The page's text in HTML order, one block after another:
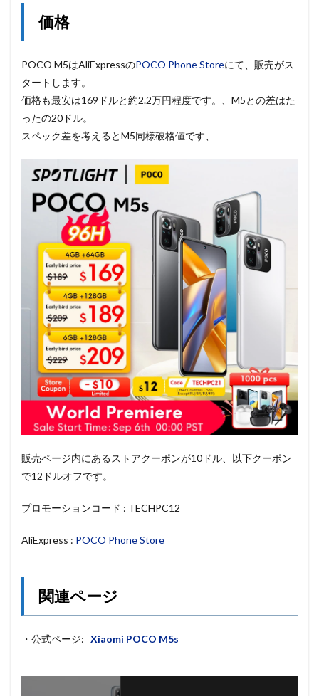
価格
POCO M5はAliExpressのPOCO Phone Storeにて、販売がス
タートします。
価格も最安は169ドルと約2.2万円程度です。、M5との差はた
ったの20ドル。
スペック差を考えるとM5同様破格値です、
販売ページ内にあるストアクーポンが10ドル、以下クーポン
で12ドルオフです。
プロモーションコード : TECHPC12
AliExpress : POCO Phone Store
関連ページ
・公式ページ: Xiaomi POCO M5s